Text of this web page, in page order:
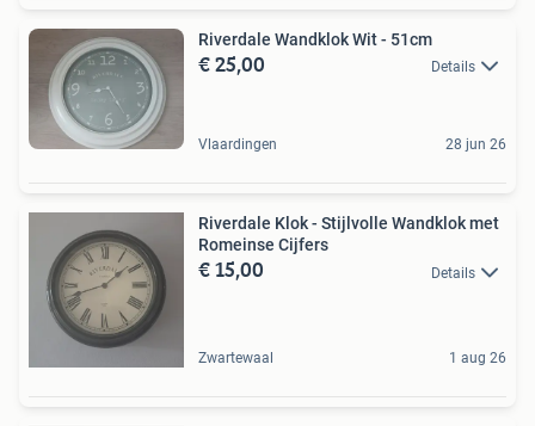
Riverdale Wandklok Wit - 51cm
€ 25,00 Details
Vlaardingen 28 jun 26
Riverdale Klok - Stijlvolle Wandklok met
Romeinse Cijfers
€ 15,00 Details
Zwartewaal 1 aug 26